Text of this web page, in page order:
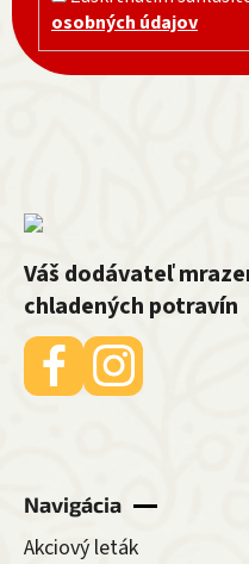
osobných údajov
Váš dodávateľ
chladených potravín
Navigácia
Akciový leták